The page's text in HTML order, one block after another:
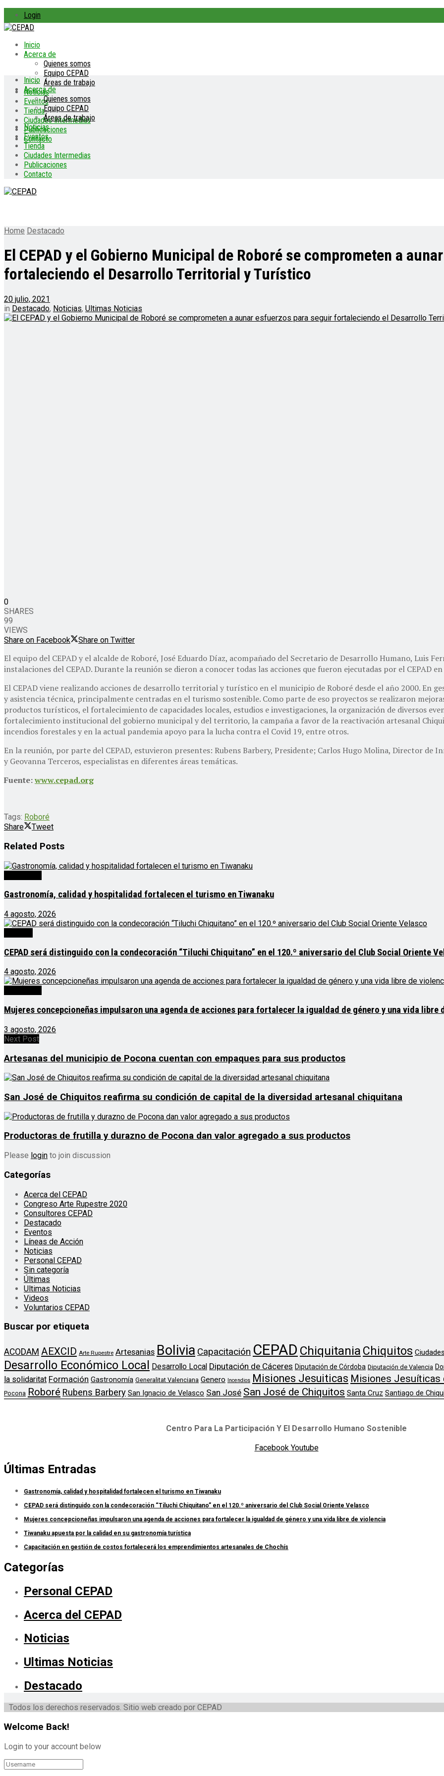
Login
Inicio
Acerca de
Quienes somos
Equipo CEPAD
Áreas de trabajo
Noticias
Eventos
Tienda
Ciudades Intermedias
Publicaciones
Contacto
Inicio
Acerca de
Quienes somos
Equipo CEPAD
Áreas de trabajo
Noticias
Eventos
Tienda
Ciudades Intermedias
Publicaciones
Contacto
Home Destacado
El CEPAD y el Gobierno Municipal de Roboré se comprometen a
fortaleciendo el Desarrollo Territorial y Turístico
20 julio, 2021
in Destacado, Noticias, Ultimas Noticias
0
SHARES
99
VIEWS
Share on Facebook
Share on Twitter
El equipo del CEPAD y el alcalde de Roboré, José Eduardo Díaz, acompañado del Secretario de Desarrollo Humano, Luis
instalaciones del CEPAD. Durante la reunión se dieron a conocer todas las acciones que fueron ejecutadas por el CEPAD
El CEPAD viene realizando acciones de desarrollo territorial y turístico en el municipio de Roboré desde el año 2000. En
y asistencia técnica, principalmente centradas en el turismo sostenible. Como parte de eso proyectos se realizaron
productos turísticos, el fortalecimiento de capacidades locales, estudios e investigaciones, la organización de diversos
fortalecimiento institucional del gobierno municipal y del territorio, la campaña a favor de la reactivación artesanal
incendios forestales y en la actual pandemia apoyo para la lucha contra el Covid 19, entre otros.
En la reunión, por parte del CEPAD, estuvieron presentes: Rubens Barbery, Presidente; Carlos Hugo Molina, Director de
y Geovanna Terceros, especialistas en diferentes áreas temáticas.
Fuente:www.cepad.org
Tags: Roboré
Share
Tweet
Related Posts
Gastronomía, calidad y hospitalidad fortalecen el turismo en Tiwanaku
4 agosto, 2026
CEPAD será distinguido con la condecoración “Tiluchi Chiquitano” en el 120.º aniversario del Club Social Oriente
4 agosto, 2026
Mujeres concepcioneñas impulsaron una agenda de acciones para fortalecer la igualdad de género y una vida libre
3 agosto, 2026
Next Post
Artesanas del municipio de Pocona cuentan con empaques para sus productos
San José de Chiquitos reafirma su condición de capital de la diversidad artesanal chiquitana
Productoras de frutilla y durazno de Pocona dan valor agregado a sus productos
Please login to join discussion
Categorías
Acerca del CEPAD
Congreso Arte Rupestre 2020
Consultores CEPAD
Destacado
Eventos
Líneas de Acción
Noticias
Personal CEPAD
Sin categoría
Últimas
Ultimas Noticias
Videos
Voluntarios CEPAD
Buscar por etiqueta
ACODAM AEXCID Arte Rupestre Artesanias Bolivia Capacitación CEPAD Chiquitania Chiquitos
Desarrollo Económico Local Desarrollo Local Diputación de Cáceres Diputación de Córdoba Diputación de Valencia
la solidaritat Formación Gastronomía Generalitat Valenciana Genero Incendios Misiones Jesuiticas Misiones Jesuíticas
Pocona Roboré Rubens Barbery San Ignacio de Velasco San José San José de Chiquitos Santa Cruz Santiago de
Centro Para La Participación Y El Desarrollo Humano Sostenible
Facebook Youtube
Últimas Entradas
Gastronomía, calidad y hospitalidad fortalecen el turismo en Tiwanaku
CEPAD será distinguido con la condecoración “Tiluchi Chiquitano” en el 120.º aniversario del Club Social Oriente Velasco
Mujeres concepcioneñas impulsaron una agenda de acciones para fortalecer la igualdad de género y una vida libre de violencia
Tiwanaku apuesta por la calidad en su gastronomía turística
Capacitación en gestión de costos fortalecerá los emprendimientos artesanales de Chochís
Categorías
Personal CEPAD
Acerca del CEPAD
Noticias
Ultimas Noticias
Destacado
Todos los derechos reservados. Sitio web creado por CEPAD
Welcome Back!
Login to your account below